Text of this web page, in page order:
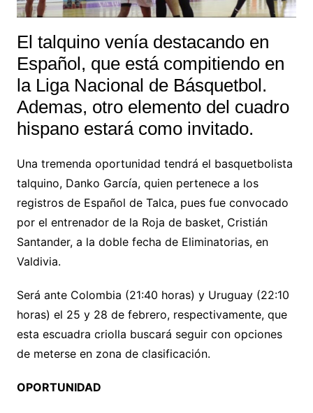
El talquino venía destacando en
Español, que está compitiendo en
la Liga Nacional de Básquetbol.
Ademas, otro elemento del cuadro
hispano estará como invitado.
Una tremenda oportunidad tendrá el basquetbolista
talquino, Danko García, quien pertenece a los
registros de Español de Talca, pues fue convocado
por el entrenador de la Roja de basket, Cristián
Santander, a la doble fecha de Eliminatorias, en
Valdivia.
Será ante Colombia (21:40 horas) y Uruguay (22:10
horas) el 25 y 28 de febrero, respectivamente, que
esta escuadra criolla buscará seguir con opciones
de meterse en zona de clasificación.
OPORTUNIDAD